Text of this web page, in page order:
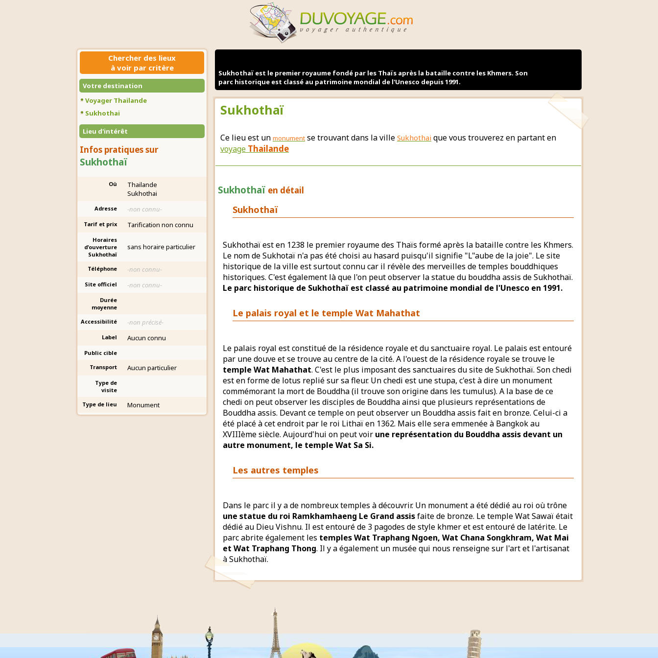
Chercher des lieux
à voir par critère
Votre destination
Voyager Thailande
Sukhothai
Lieu d'intérêt
Infos pratiques sur
Sukhothaï
Où
Thailande
Sukhothai
Adresse -non connu-
Tarif et prix Tarification non connu
Horaires
d'ouverture
Sukhothaï
sans horaire particulier
Téléphone -non connu-
Site officiel -non connu-
Durée
moyenne
Accessibilité
-non précisé-
Label Aucun connu
Public cible
Transport
Aucun particulier
Type de
visite
Type de lieu
Monument
Sukhothaï est le premier royaume fondé par les Thaïs après la bataille contre les Khmers. Son
parc historique est classé au patrimoine mondial de l'Unesco depuis 1991.
Sukhothaï
Ce lieu est un monument se trouvant dans la ville Sukhothai que vous trouverez en partant en
voyage Thailande
Sukhothaï en détail
Sukhothaï
Sukhothaï est en 1238 le premier royaume des Thaïs formé après la bataille contre les Khmers.
Le nom de Sukhotaï n'a pas été choisi au hasard puisqu'il signifie "L"aube de la joie". Le site
historique de la ville est surtout connu car il révèle des merveilles de temples bouddhiques
historiques. C'est également là que l'on peut observer la statue du bouddha assis de Sukhothaï.
Le parc historique de Sukhothaï est classé au patrimoine mondial de l'Unesco en 1991.
Le palais royal et le temple Wat Mahathat
Le palais royal est constitué de la résidence royale et du sanctuaire royal. Le palais est entouré
par une douve et se trouve au centre de la cité. A l'ouest de la résidence royale se trouve le
temple Wat Mahathat. C'est le plus imposant des sanctuaires du site de Sukhothaï. Son chedi
est en forme de lotus replié sur sa fleur. Un chedi est une stupa, c'est à dire un monument
commémorant la mort de Bouddha (il trouve son origine dans les tumulus). A la base de ce
chedi on peut observer les disciples de Bouddha ainsi que plusieurs représentations de
Bouddha assis. Devant ce temple on peut observer un Bouddha assis fait en bronze. Celui-ci a
été placé à cet endroit par le roi Lithaï en 1362. Mais elle sera emmenée à Bangkok au
XVIIIème siècle. Aujourd'hui on peut voir une représentation du Bouddha assis devant un
autre monument, le temple Wat Sa Si.
Les autres temples
Dans le parc il y a de nombreux temples à découvrir. Un monument a été dédié au roi où trône
une statue du roi Ramkhamhaeng Le Grand assisfaite de bronze. Le temple Wat Sawaï était
dédié au Dieu Vishnu. Il est entouré de 3 pagodes de style khmer et est entouré de latérite. Le
parc abrite également les temples Wat Traphang Ngoen, Wat Chana Songkhram, Wat Mai
et Wat Traphang Thong. Il y a également un musée qui nous renseigne sur l'art et l'artisanat
à Sukhothaï.